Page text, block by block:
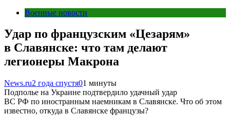
Военные новости
Удар по французским «Цезарям»
в Славянске: что там делают
легионеры Макрона
News.ru2 года спустя01 минуты
Подполье на Украине подтвердило удачный удар
ВС РФ по иностранным наемникам в Славянске. Что об этом
известно, откуда в Славянске французы?